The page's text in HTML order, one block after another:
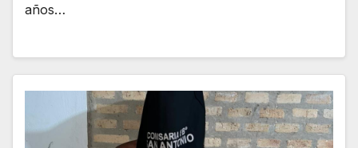
años…